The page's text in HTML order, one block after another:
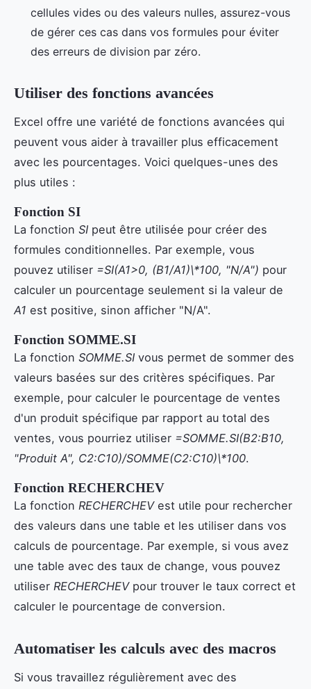
cellules vides ou des valeurs nulles, assurez-vous
de gérer ces cas dans vos formules pour éviter
des erreurs de division par zéro.
Utiliser des fonctions avancées
Excel offre une variété de fonctions avancées qui
peuvent vous aider à travailler plus efficacement
avec les pourcentages. Voici quelques-unes des
plus utiles :
Fonction SI
La fonction SI peut être utilisée pour créer des
formules conditionnelles. Par exemple, vous
pouvez utiliser =SI(A1>0, (B1/A1)\*100, "N/A") pour
calculer un pourcentage seulement si la valeur de
A1 est positive, sinon afficher "N/A".
Fonction SOMME.SI
La fonction SOMME.SI vous permet de sommer des
valeurs basées sur des critères spécifiques. Par
exemple, pour calculer le pourcentage de ventes
d'un produit spécifique par rapport au total des
ventes, vous pourriez utiliser =SOMME.SI(B2:B10,
"Produit A", C2:C10)/SOMME(C2:C10)\*100.
Fonction RECHERCHEV
La fonction RECHERCHEVest utile pour rechercher
des valeurs dans une table et les utiliser dans vos
calculs de pourcentage. Par exemple, si vous avez
une table avec des taux de change, vous pouvez
utiliser RECHERCHEVpour trouver le taux correct et
calculer le pourcentage de conversion.
Automatiser les calculs avec des macros
Si vous travaillez régulièrement avec des